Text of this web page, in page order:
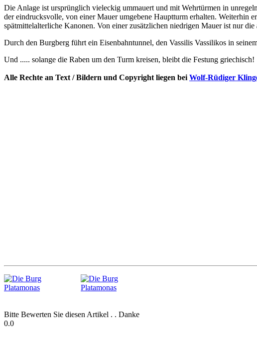
Die Anlage ist ursprünglich vieleckig ummauert und mit Wehrtürmen in
der eindrucksvolle, von einer Mauer umgebene Hauptturm erhalten. Weiterhin
spätmittelalterliche Kanonen. Von einer zusätzlichen niedrigen Mauer ist nur
Durch den Burgberg führt ein Eisenbahntunnel, den Vassilis Vassilikos in
Und ..... solange die Raben um den Turm kreisen, bleibt die Festung griechisch!
Alle Rechte an Text / Bildern und Copyright liegen bei Wolf-Rüdiger
Bitte Bewerten Sie diesen Artikel . . Danke
0.0